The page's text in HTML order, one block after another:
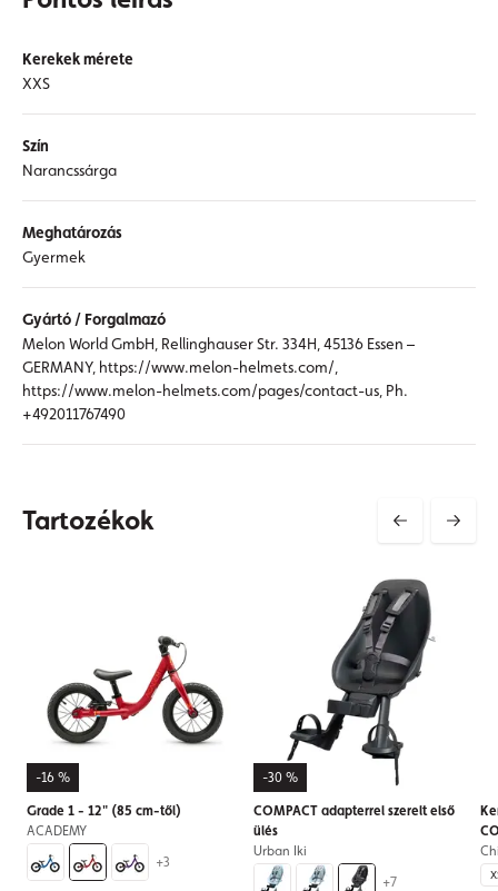
Kerekek mérete
XXS
Szín
Narancssárga
Meghatározás
Gyermek
Gyártó / Forgalmazó
Melon World GmbH, Rellinghauser Str. 334H, 45136 Essen –
GERMANY, https://www.melon-helmets.com/,
https://www.melon-helmets.com/pages/contact-us, Ph.
+492011767490
Tartozékok
-16 %
Grade 1 - 12" (85 cm-től)
ACADEMY
+3
-30 %
COMPACT adapterrel szerelt első
ülés
Urban Iki
+7